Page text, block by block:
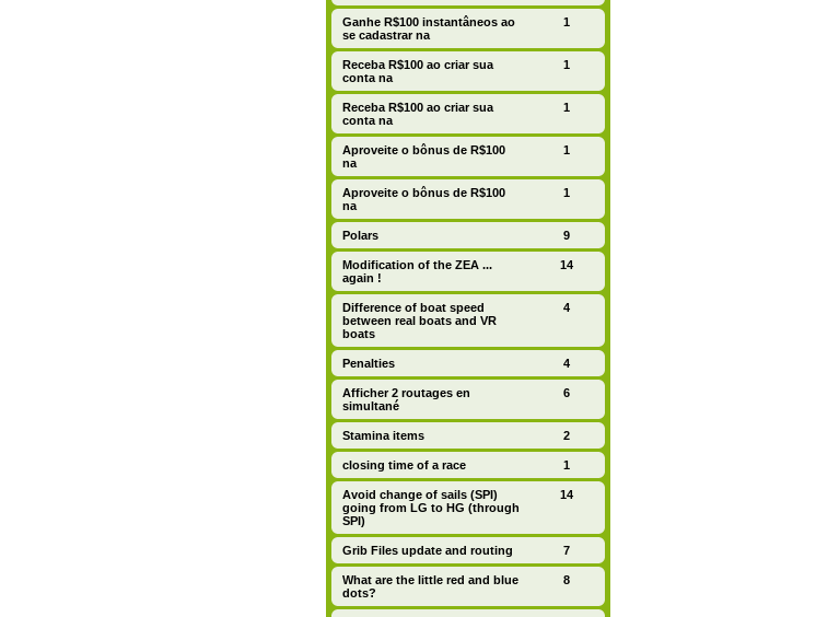
Ganhe R$100 instantâneos ao
se cadastrar na
1
Receba R$100 ao criar sua
conta na
1
Receba R$100 ao criar sua
conta na
1
Aproveite o bônus de R$100
na
1
Aproveite o bônus de R$100
na
1
Polars 9
Modification of the ZEA ...
again !
14
Difference of boat speed
between real boats and VR
boats
4
Penalties 4
Afficher 2 routages en
simultané
6
Stamina items 2
closing time of a race 1
Avoid change of sails (SPI)
going from LG to HG (through
SPI)
14
Grib Files update and routing 7
What are the little red and blue
dots?
8